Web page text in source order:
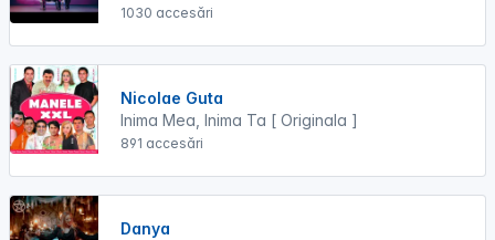
1030 accesări
Nicolae Guta
Inima Mea, Inima Ta [ Originala ]
891 accesări
Danya